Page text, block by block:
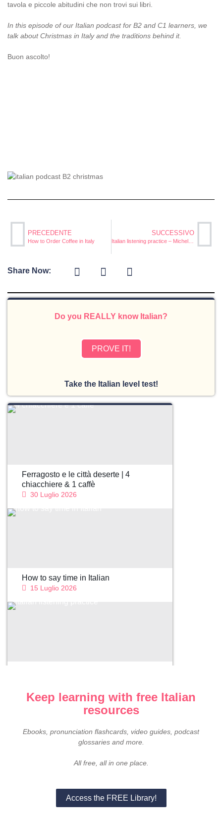
tavola e piccole abitudini che non trovi sui libri.
In this episode of our Italian podcast for B2 and C1 learners, we
talk about Christmas in Italy and the traditions behind it.
Buon ascolto!
PRECEDENTE
How to Order Coffee in Italy
SUCCESSIVO
Italian listening practice – Michelangelo (part 5)
Share Now:
Do you REALLY know Italian?
PROVE IT!
Take the Italian level test!
Ferragosto e le città deserte | 4
chiacchiere & 1 caffè
30 Luglio 2026
How to say time in Italian
15 Luglio 2026
6 Luglio 2026
Keep learning with free Italian
resources
Ebooks, pronunciation flashcards, video guides, podcast
glossaries and more.
All free, all in one place.
Access the FREE Library!